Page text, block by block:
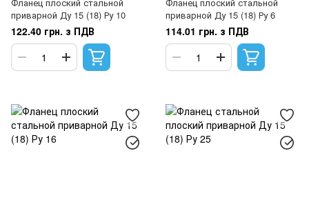
приварной Ду 15 (18) Ру 10
122.40 грн. з ПДВ
приварной Ду 15 (18) Ру 6
114.01 грн. з ПДВ